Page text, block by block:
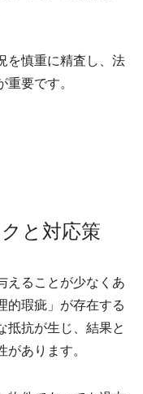
慎重に精査し、 法
要です。
と対応策
えることが少なくあ
的瑕疵」が存在する
抗が生じ、 結果と
あります。